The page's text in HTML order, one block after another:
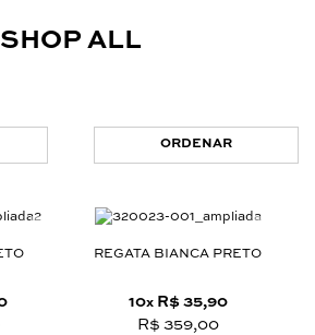
SHOP ALL
ORDENAR
REGATA BIANCA PRETO
10x R$ 35,90
R$ 359,00